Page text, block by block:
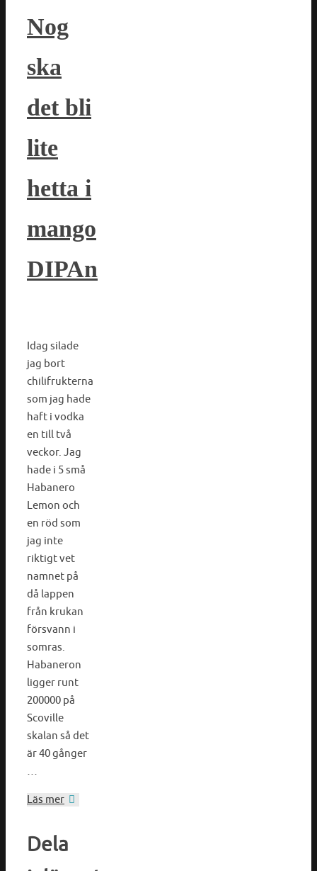
Nog
ska
det bli
lite
hetta i
mango
DIPAn
Idag silade
jag bort
chilifrukterna
som jag hade
haft i vodka
en till två
veckor. Jag
hade i 5 små
Habanero
Lemon och
en röd som
jag inte
riktigt vet
namnet på
då lappen
från krukan
försvann i
somras.
Habaneron
ligger runt
200000 på
Scoville
skalan så det
är 40 gånger
…
Läs mer
Dela